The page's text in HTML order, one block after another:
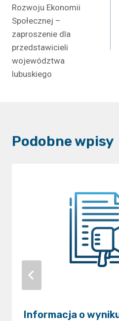
Rozwoju Ekonomii
Społecznej –
zaproszenie dla
przedstawicieli
województwa
lubuskiego
Podobne wpisy
Informacja o